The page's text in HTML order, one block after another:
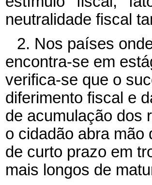
neutralidade fiscal
2. Nos países
encontra-se em
verifica-se que o
diferimento fiscal e
de acumulação dos
o cidadão abra mão
de curto prazo em
mais longos de